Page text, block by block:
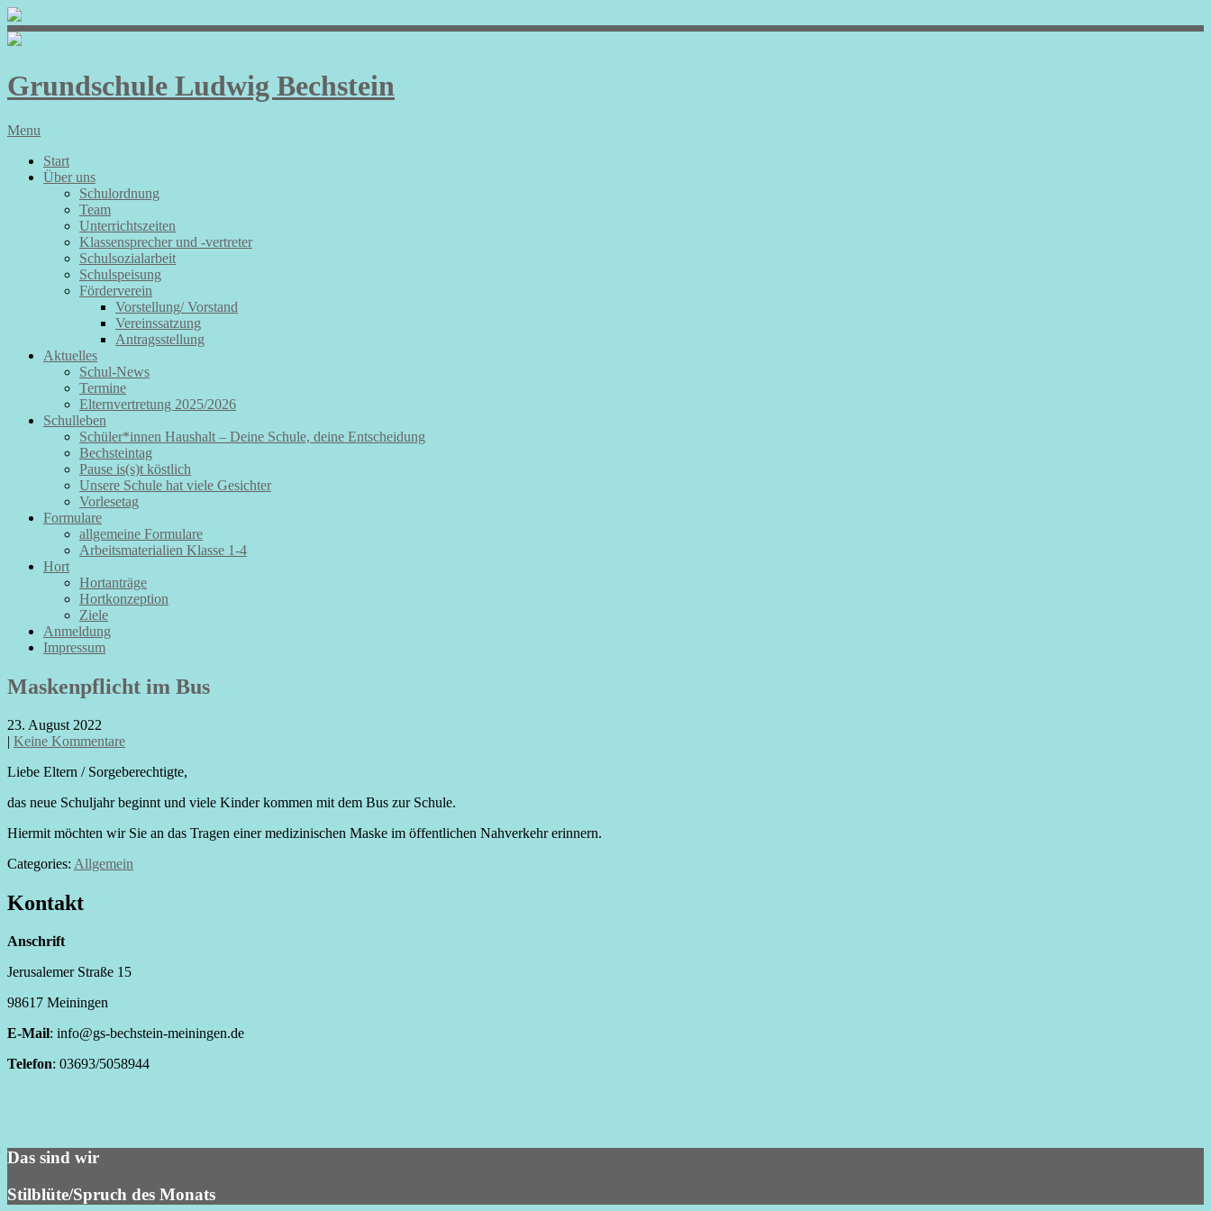
Grundschule Ludwig Bechstein
Menu
Start
Über uns
Schulordnung
Team
Unterrichtszeiten
Klassensprecher und -vertreter
Schulsozialarbeit
Schulspeisung
Förderverein
Vorstellung/ Vorstand
Vereinssatzung
Antragsstellung
Aktuelles
Schul-News
Termine
Elternvertretung 2025/2026
Schulleben
Schüler*innen Haushalt – Deine Schule, deine Entscheidung
Bechsteintag
Pause is(s)t köstlich
Unsere Schule hat viele Gesichter
Vorlesetag
Formulare
allgemeine Formulare
Arbeitsmaterialien Klasse 1-4
Hort
Hortanträge
Hortkonzeption
Ziele
Anmeldung
Impressum
Maskenpflicht im Bus
23. August 2022
| Keine Kommentare
Liebe Eltern / Sorgeberechtigte,
das neue Schuljahr beginnt und viele Kinder kommen mit dem Bus zur Schule.
Hiermit möchten wir Sie an das Tragen einer medizinischen Maske im öffentlichen Nahverkehr erinnern.
Categories: Allgemein
Kontakt
Anschrift
Jerusalemer Straße 15
98617 Meiningen
E-Mail: info@gs-bechstein-meiningen.de
Telefon: 03693/5058944
Das sind wir
Stilblüte/Spruch des Monats